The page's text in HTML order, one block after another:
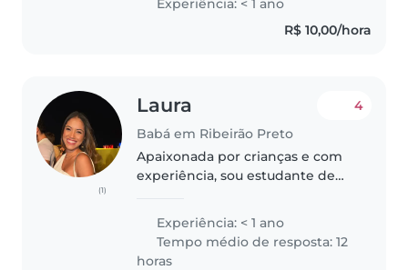
experiência como mãe e adoro
ajudar com tarefas escolares.
Experiência: < 1 ano
R$ 10,00/hora
(1)
Laura
Babá em Ribeirão Preto
4
Apaixonada por crianças e com
experiência, sou estudante de
monitora de buffet infantil e em
recreação. Ofereço um cuidado
atencioso, divertido e seguro...
Experiência: < 1 ano
Tempo médio de resposta: 12
horas